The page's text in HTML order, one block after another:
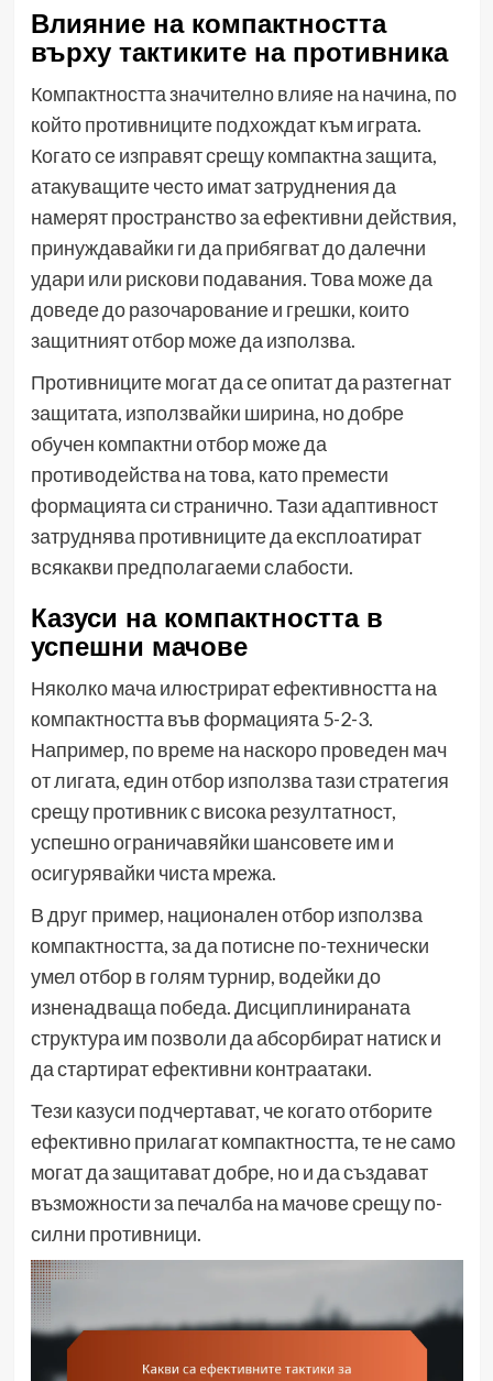
Влияние на компактността
върху тактиките на противника
Компактността значително влияе на начина, по
който противниците подхождат към играта.
Когато се изправят срещу компактна защита,
атакуващите често имат затруднения да
намерят пространство за ефективни действия,
принуждавайки ги да прибягват до далечни
удари или рискови подавания. Това може да
доведе до разочарование и грешки, които
защитният отбор може да използва.
Противниците могат да се опитат да разтегнат
защитата, използвайки ширина, но добре
обучен компактни отбор може да
противодейства на това, като премести
формацията си странично. Тази адаптивност
затруднява противниците да експлоатират
всякакви предполагаеми слабости.
Казуси на компактността в
успешни мачове
Няколко мача илюстрират ефективността на
компактността във формацията 5-2-3.
Например, по време на наскоро проведен мач
от лигата, един отбор използва тази стратегия
срещу противник с висока резултатност,
успешно ограничавяйки шансовете им и
осигурявайки чиста мрежа.
В друг пример, национален отбор използва
компактността, за да потисне по-технически
умел отбор в голям турнир, водейки до
изненадваща победа. Дисциплинираната
структура им позволи да абсорбират натиск и
да стартират ефективни контраатаки.
Тези казуси подчертават, че когато отборите
ефективно прилагат компактността, те не само
могат да защитават добре, но и да създават
възможности за печалба на мачове срещу по-
силни противници.